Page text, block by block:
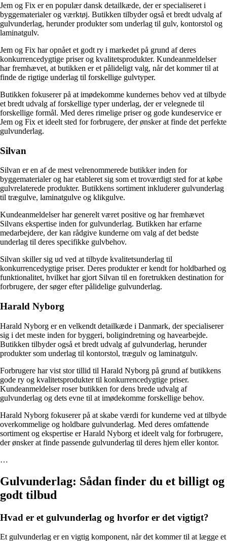
Jem og Fix er en populær dansk detailkæde, der er specialiseret i
byggematerialer og værktøj. Butikken tilbyder også et bredt udvalg af
gulvunderlag, herunder produkter som underlag til gulv, kontorstol og
laminatgulv.
Jem og Fix har opnået et godt ry i markedet på grund af deres
konkurrencedygtige priser og kvalitetsprodukter. Kundeanmeldelser
har fremhævet, at butikken er et pålideligt valg, når det kommer til at
finde de rigtige underlag til forskellige gulvtyper.
Butikken fokuserer på at imødekomme kundernes behov ved at tilbyde
et bredt udvalg af forskellige typer underlag, der er velegnede til
forskellige formål. Med deres rimelige priser og gode kundeservice er
Jem og Fix et ideelt sted for forbrugere, der ønsker at finde det perfekte
gulvunderlag.
Silvan
Silvan er en af de mest velrenommerede butikker inden for
byggematerialer og har etableret sig som et troværdigt sted for at købe
gulvrelaterede produkter. Butikkens sortiment inkluderer gulvunderlag
til trægulve, laminatgulve og klikgulve.
Kundeanmeldelser har generelt været positive og har fremhævet
Silvans ekspertise inden for gulvunderlag. Butikken har erfarne
medarbejdere, der kan rådgive kunderne om valg af det bedste
underlag til deres specifikke gulvbehov.
Silvan skiller sig ud ved at tilbyde kvalitetsunderlag til
konkurrencedygtige priser. Deres produkter er kendt for holdbarhed og
funktionalitet, hvilket har gjort Silvan til en foretrukken destination for
forbrugere, der søger efter pålidelige gulvunderlag.
Harald Nyborg
Harald Nyborg er en velkendt detailkæde i Danmark, der specialiserer
sig i det meste inden for byggeri, boligindretning og havearbejde.
Butikken tilbyder også et bredt udvalg af gulvunderlag, herunder
produkter som underlag til kontorstol, trægulv og laminatgulv.
Forbrugere har vist stor tillid til Harald Nyborg på grund af butikkens
gode ry og kvalitetsprodukter til konkurrencedygtige priser.
Kundeanmeldelser roser butikken for dens brede udvalg af
gulvunderlag og dets evne til at imødekomme forskellige behov.
Harald Nyborg fokuserer på at skabe værdi for kunderne ved at tilbyde
overkommelige og holdbare gulvunderlag. Med deres omfattende
sortiment og ekspertise er Harald Nyborg et ideelt valg for forbrugere,
der ønsker at finde passende gulvunderlag til deres hjem eller kontor.
…
Gulvunderlag: Sådan finder du et billigt og
godt tilbud
Hvad er et gulvunderlag og hvorfor er det vigtigt?
Et gulvunderlag er en vigtig komponent, når det kommer til at lægge et